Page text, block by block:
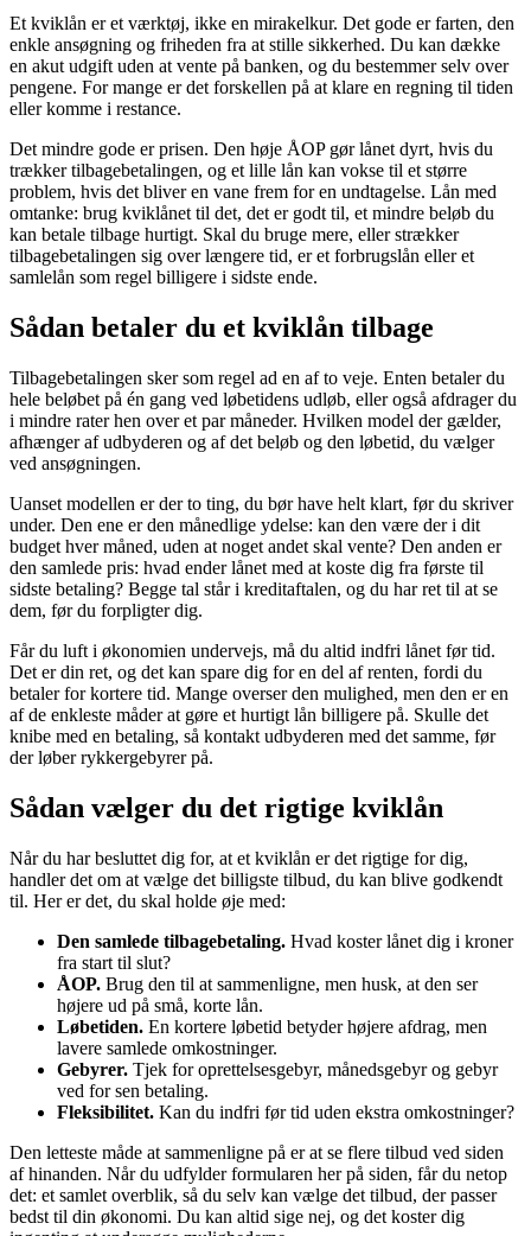
Et kviklån er et værktøj, ikke en mirakelkur. Det gode er farten, den
enkle ansøgning og friheden fra at stille sikkerhed. Du kan dække
en akut udgift uden at vente på banken, og du bestemmer selv over
pengene. For mange er det forskellen på at klare en regning til tiden
eller komme i restance.
Det mindre gode er prisen. Den høje ÅOP gør lånet dyrt, hvis du
trækker tilbagebetalingen, og et lille lån kan vokse til et større
problem, hvis det bliver en vane frem for en undtagelse. Lån med
omtanke: brug kviklånet til det, det er godt til, et mindre beløb du
kan betale tilbage hurtigt. Skal du bruge mere, eller strækker
tilbagebetalingen sig over længere tid, er et forbrugslån eller et
samlelån som regel billigere i sidste ende.
Sådan betaler du et kviklån tilbage
Tilbagebetalingen sker som regel ad en af to veje. Enten betaler du
hele beløbet på én gang ved løbetidens udløb, eller også afdrager du
i mindre rater hen over et par måneder. Hvilken model der gælder,
afhænger af udbyderen og af det beløb og den løbetid, du vælger
ved ansøgningen.
Uanset modellen er der to ting, du bør have helt klart, før du skriver
under. Den ene er den månedlige ydelse: kan den være der i dit
budget hver måned, uden at noget andet skal vente? Den anden er
den samlede pris: hvad ender lånet med at koste dig fra første til
sidste betaling? Begge tal står i kreditaftalen, og du har ret til at se
dem, før du forpligter dig.
Får du luft i økonomien undervejs, må du altid indfri lånet før tid.
Det er din ret, og det kan spare dig for en del af renten, fordi du
betaler for kortere tid. Mange overser den mulighed, men den er en
af de enkleste måder at gøre et hurtigt lån billigere på. Skulle det
knibe med en betaling, så kontakt udbyderen med det samme, før
der løber rykkergebyrer på.
Sådan vælger du det rigtige kviklån
Når du har besluttet dig for, at et kviklån er det rigtige for dig,
handler det om at vælge det billigste tilbud, du kan blive godkendt
til. Her er det, du skal holde øje med:
Den samlede tilbagebetaling. Hvad koster lånet dig i kroner
fra start til slut?
ÅOP. Brug den til at sammenligne, men husk, at den ser
højere ud på små, korte lån.
Løbetiden. En kortere løbetid betyder højere afdrag, men
lavere samlede omkostninger.
Gebyrer. Tjek for oprettelsesgebyr, månedsgebyr og gebyr
ved for sen betaling.
Fleksibilitet. Kan du indfri før tid uden ekstra omkostninger?
Den letteste måde at sammenligne på er at se flere tilbud ved siden
af hinanden. Når du udfylder formularen her på siden, får du netop
det: et samlet overblik, så du selv kan vælge det tilbud, der passer
bedst til din økonomi. Du kan altid sige nej, og det koster dig